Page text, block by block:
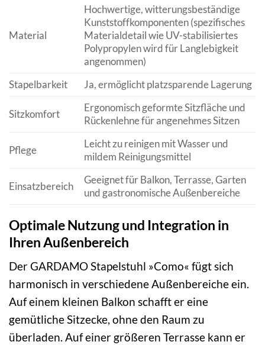
Material
Hochwertige, witterungsbeständige
Kunststoffkomponenten (spezifisches
Materialdetail wie UV-stabilisiertes
Polypropylen wird für Langlebigkeit
angenommen)
Stapelbarkeit
Ja, ermöglicht platzsparende Lagerung
Sitzkomfort
Ergonomisch geformte Sitzfläche und
Rückenlehne für angenehmes Sitzen
Pflege
Leicht zu reinigen mit Wasser und
mildem Reinigungsmittel
Einsatzbereich
Geeignet für Balkon, Terrasse, Garten
und gastronomische Außenbereiche
Optimale Nutzung und Integration in
Ihren Außenbereich
Der GARDAMO Stapelstuhl »Como« fügt sich
harmonisch in verschiedene Außenbereiche ein.
Auf einem kleinen Balkon schafft er eine
gemütliche Sitzecke, ohne den Raum zu
überladen. Auf einer größeren Terrasse kann er